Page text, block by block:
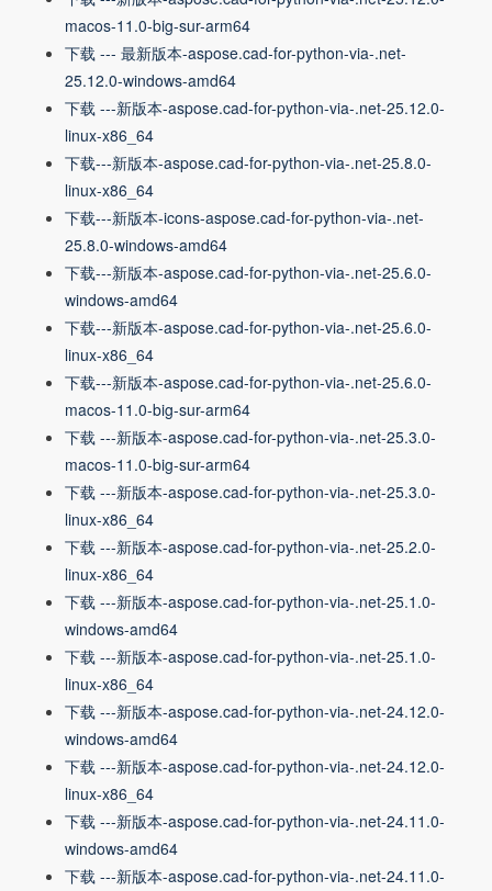
macos-11.0-big-sur-arm64
下载 --- 最新版本-aspose.cad-for-python-via-.net-
25.12.0-windows-amd64
下载 ---新版本-aspose.cad-for-python-via-.net-25.12.0-
linux-x86_64
下载---新版本-aspose.cad-for-python-via-.net-25.8.0-
linux-x86_64
下载---新版本-icons-aspose.cad-for-python-via-.net-
25.8.0-windows-amd64
下载---新版本-aspose.cad-for-python-via-.net-25.6.0-
windows-amd64
下载---新版本-aspose.cad-for-python-via-.net-25.6.0-
linux-x86_64
下载---新版本-aspose.cad-for-python-via-.net-25.6.0-
macos-11.0-big-sur-arm64
下载 ---新版本-aspose.cad-for-python-via-.net-25.3.0-
macos-11.0-big-sur-arm64
下载 ---新版本-aspose.cad-for-python-via-.net-25.3.0-
linux-x86_64
下载 ---新版本-aspose.cad-for-python-via-.net-25.2.0-
linux-x86_64
下载 ---新版本-aspose.cad-for-python-via-.net-25.1.0-
windows-amd64
下载 ---新版本-aspose.cad-for-python-via-.net-25.1.0-
linux-x86_64
下载 ---新版本-aspose.cad-for-python-via-.net-24.12.0-
windows-amd64
下载 ---新版本-aspose.cad-for-python-via-.net-24.12.0-
linux-x86_64
下载 ---新版本-aspose.cad-for-python-via-.net-24.11.0-
windows-amd64
下载 ---新版本-aspose.cad-for-python-via-.net-24.11.0-